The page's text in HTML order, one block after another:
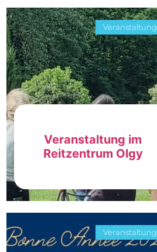
Veranstaltung
Veranstaltung im
Reitzentrum Olgy
Veranstaltung